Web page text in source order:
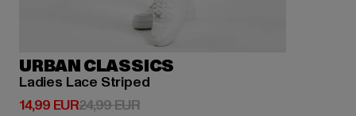
URBAN CLASSICS
Ladies Lace Striped
14,99 EUR
Derzeitiger Preis: 14,99 EUR
24,99 EURAktionspreis: 24,99 EUR